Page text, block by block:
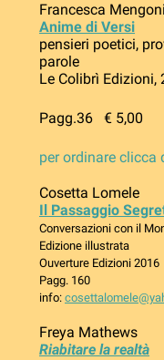
Francesca Mengoni
Anime di Versi
pensieri poetici,
parole
Le Colibrì Edizioni,
Pagg.36 € 5,00
per ordinare clicca
Cosetta Lomele
Il Passaggio
Conversazioni con il
Edizione illustrata
Ouverture Edizioni 2016
Pagg. 160
info:
Freya Mathews
Riabitare la realtà